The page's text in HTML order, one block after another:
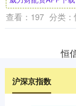
查看： 197 分类：
恒
沪深京指数